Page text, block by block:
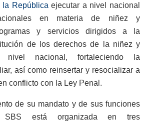
la República ejecutar a nivel nacional
en materia de niñez y
y servicios dirigidos a la
de los derechos de la niñez y
nivel nacional, fortaleciendo la
así como reinsertar y resocializar a
conflicto con la Ley Penal.
de su mandato y de sus funciones
SBS está organizada en tres